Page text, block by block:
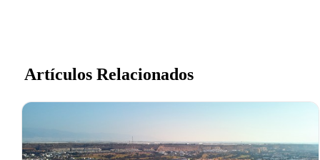
Artículos Relacionados